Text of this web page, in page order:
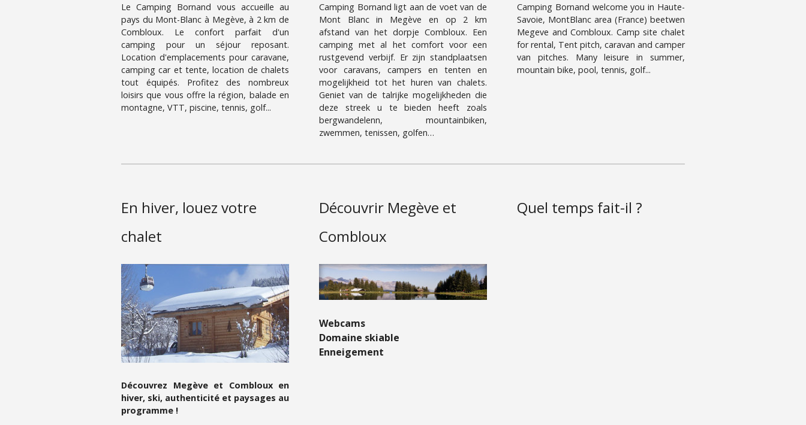
Le Camping Bornand vous accueille au
pays du Mont-Blanc à Megève, à 2 km de
Combloux. Le confort parfait d'un
camping pour un séjour reposant.
Location d'emplacements pour caravane,
camping car et tente, location de chalets
tout équipés. Profitez des nombreux
loisirs que vous offre la région, balade en
montagne, VTT, piscine, tennis, golf...
Camping Bornand ligt aan de voet van de
Mont Blanc in Megève en op 2 km
afstand van het dorpje Combloux. Een
camping met al het comfort voor een
rustgevend verbijf. Er zijn standplaatsen
voor caravans, campers en tenten en
mogelijkheid tot het huren van chalets.
Geniet van de talrijke mogelijkheden die
deze streek u te bieden heeft zoals
bergwandelenn, mountainbiken,
zwemmen, tenissen, golfen…
Camping Bornand welcome you in Haute-
Savoie, MontBlanc area (France) beetwen
Megeve and Combloux. Camp site chalet
for rental, Tent pitch, caravan and camper
van pitches. Many leisure in summer,
mountain bike, pool, tennis, golf...
En hiver, louez votre
chalet
Découvrez Megève et Combloux en
hiver, ski, authenticité et paysages au
programme !
Découvrir Megève et
Combloux
Webcams
Domaine skiable
Enneigement
Quel temps fait-il ?